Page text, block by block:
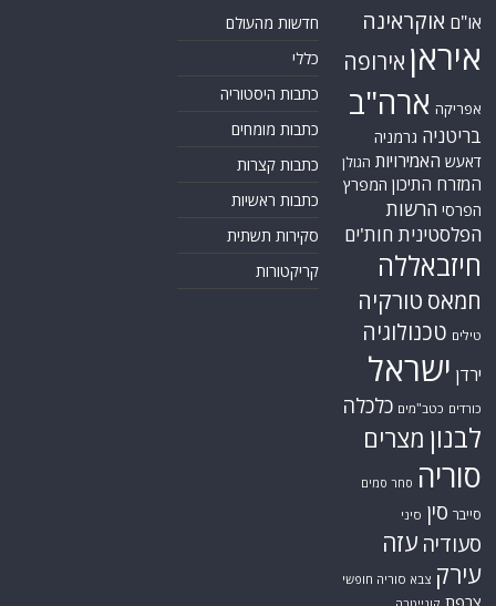
או"ם אוקראינה
איראן אירופה
אפריקה ארה"ב
בריטניה גרמניה
דאעש האמירויות הגולן
המזרח התיכון המפרץ
הפרסי הרשות
הפלסטינית חות'ים
חיזבאללה
חמאס טורקיה
טילים טכנולוגיה
ירדן ישראל
כורדים כטב"מים כלכלה
לבנון מצרים
סוריה סחר סמים
סייבר סין סיני
סעודיה עזה
עירק צבא סוריה חופשי
חדשות מהעולם
כללי
כתבות היסטוריה
כתבות מומחים
כתבות קצרות
כתבות ראשיות
סקירות תשתית
קריקטורות